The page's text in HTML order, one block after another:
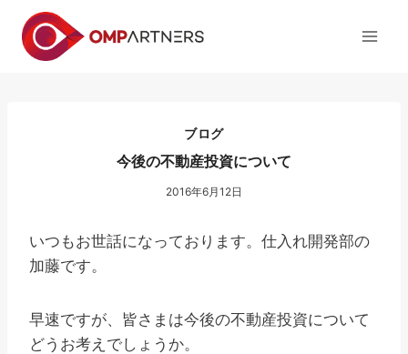
ブログ
今後の不動産投資について
2016年6月12日
いつもお世話になっております。仕入れ開発部の
加藤です。
早速ですが、皆さまは今後の不動産投資について
どうお考えでしょうか。